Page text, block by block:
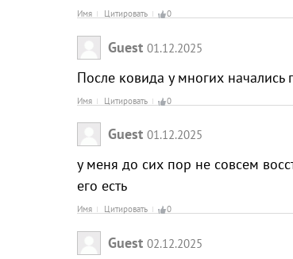
Имя Цитировать 0
Guest 01.12.2025
После ковида у многих
Имя Цитировать 0
Guest 01.12.2025
у меня до сих пор не совсем
его есть
Имя Цитировать 0
Guest 02.12.2025